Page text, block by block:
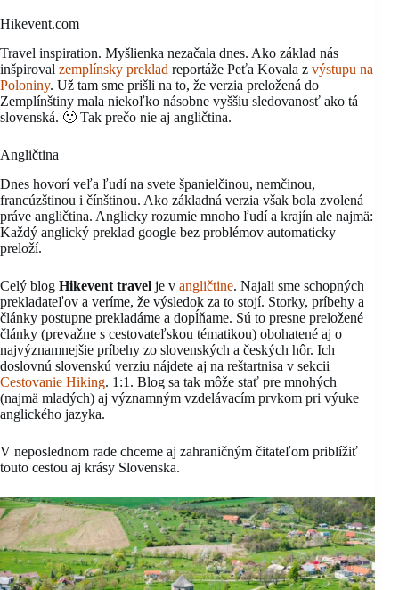
Hikevent.com
Travel inspiration. Myšlienka nezačala dnes. Ako základ nás
inšpiroval zemplínsky preklad reportáže Peťa Kovala z výstupu na
Poloniny. Už tam sme prišli na to, že verzia preložená do
Zemplínštiny mala niekoľko násobne vyššiu sledovanosť ako tá
slovenská. 🙂 Tak prečo nie aj angličtina.
Angličtina
Dnes hovorí veľa ľudí na svete španielčinou, nemčinou,
francúzštinou i čínštinou. Ako základná verzia však bola zvolená
práve angličtina. Anglicky rozumie mnoho ľudí a krajín ale najmä:
Každý anglický preklad google bez problémov automaticky
preloží.
Celý blog Hikevent travel je v angličtine. Najali sme schopných
prekladateľov a veríme, že výsledok za to stojí. Storky, príbehy a
články postupne prekladáme a dopĺňame. Sú to presne preložené
články (prevažne s cestovateľskou tématikou) obohatené aj o
najvýznamnejšie príbehy zo slovenských a českých hôr. Ich
doslovnú slovenskú verziu nájdete aj na reštartnisa v sekcii
Cestovanie Hiking. 1:1. Blog sa tak môže stať pre mnohých
(najmä mladých) aj významným vzdelávacím prvkom pri výuke
anglického jazyka.
V neposlednom rade chceme aj zahraničným čitateľom priblížiť
touto cestou aj krásy Slovenska.